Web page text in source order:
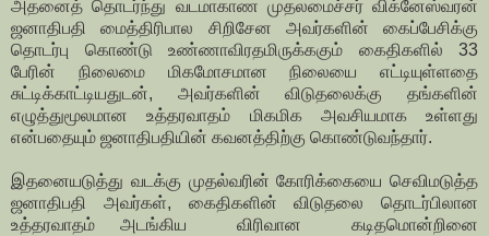
அதனைத் தொடர்ந்து வடமாகாண முதலமைச்சர் விக்னேஸ்வரன்
ஜனாதிபதி மைத்திரிபால சிறிசேன அவர்களின் கைப்பேசிக்கு
தொடர்பு கொண்டு உண்ணாவிரதமிருக்ககும் கைதிகளில் 33
பேரின் நிலைமை மிகமோசமான நிலையை எட்டியுள்ளதை
சுட்டிக்காட்டியதுடன், அவர்களின் விடுதலைக்கு தங்களின்
எழுத்துமூலமான உத்தரவாதம் மிகமிக அவசியமாக உள்ளது
என்பதையும் ஜனாதிபதியின் கவனத்திற்கு கொண்டுவந்தார்.
இதனையடுத்து வடக்கு முதல்வரின் கோரிக்கையை செவிமடுத்த
ஜனாதிபதி அவர்கள், கைதிகளின் விடுதலை தொடர்பிலான
உத்தரவாதம் அடங்கிய விரிவான கடிதமொன்றினை